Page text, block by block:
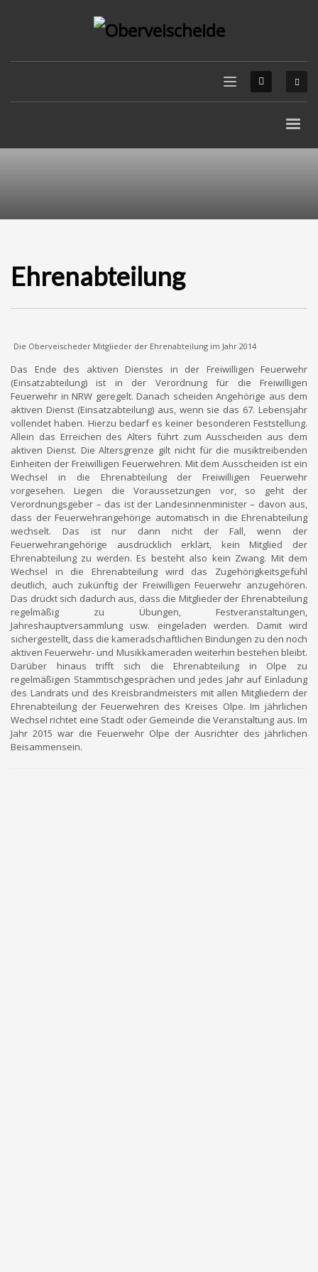
Ehrenabteilung
Die Oberveischeder Mitglieder der Ehrenabteilung im Jahr 2014
Das Ende des aktiven Dienstes in der Freiwilligen Feuerwehr
(Einsatzabteilung) ist in der Verordnung für die Freiwilligen
Feuerwehr in NRW geregelt. Danach scheiden Angehörige aus dem
aktiven Dienst (Einsatzabteilung) aus, wenn sie das 67. Lebensjahr
vollendet haben. Hierzu bedarf es keiner besonderen Feststellung.
Allein das Erreichen des Alters führt zum Ausscheiden aus dem
aktiven Dienst. Die Altersgrenze gilt nicht für die musiktreibenden
Einheiten der Freiwilligen Feuerwehren. Mit dem Ausscheiden ist ein
Wechsel in die Ehrenabteilung der Freiwilligen Feuerwehr
vorgesehen. Liegen die Voraussetzungen vor, so geht der
Verordnungsgeber – das ist der Landesinnenminister – davon aus,
dass der Feuerwehrangehörige automatisch in die Ehrenabteilung
wechselt. Das ist nur dann nicht der Fall, wenn der
Feuerwehrangehörige ausdrücklich erklärt, kein Mitglied der
Ehrenabteilung zu werden. Es besteht also kein Zwang. Mit dem
Wechsel in die Ehrenabteilung wird das Zugehörigkeitsgefühl
deutlich, auch zukünftig der Freiwilligen Feuerwehr anzugehören.
Das drückt sich dadurch aus, dass die Mitglieder der Ehrenabteilung
regelmäßig zu Übungen, Festveranstaltungen,
Jahreshauptversammlung usw. eingeladen werden. Damit wird
sichergestellt, dass die kameradschaftlichen Bindungen zu den noch
aktiven Feuerwehr- und Musikkameraden weiterhin bestehen bleibt.
Darüber hinaus trifft sich die Ehrenabteilung in Olpe zu
regelmäßigen Stammtischgesprächen und jedes Jahr auf Einladung
des Landrats und des Kreisbrandmeisters mit allen Mitgliedern der
Ehrenabteilung der Feuerwehren des Kreises Olpe. Im jährlichen
Wechsel richtet eine Stadt oder Gemeinde die Veranstaltung aus. Im
Jahr 2015 war die Feuerwehr Olpe der Ausrichter des jährlichen
Beisammensein.